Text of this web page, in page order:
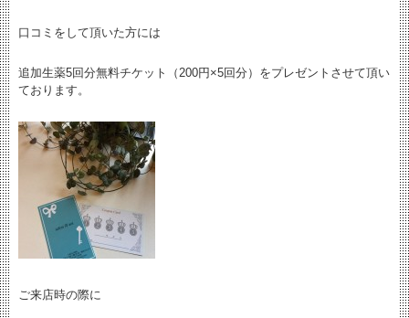
口コミをして頂いた方には
追加生薬5回分無料チケット（200円×5回分）をプレゼントさせて頂い
ております。
ご来店時の際に